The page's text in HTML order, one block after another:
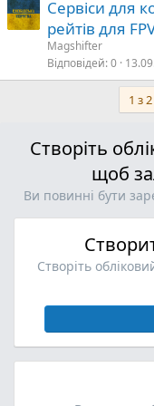
Сервіси для
рейтів для
Magshifter
Відповідей 0
1 з 2
Створіть
щоб
Ви повинні бути
Створіть